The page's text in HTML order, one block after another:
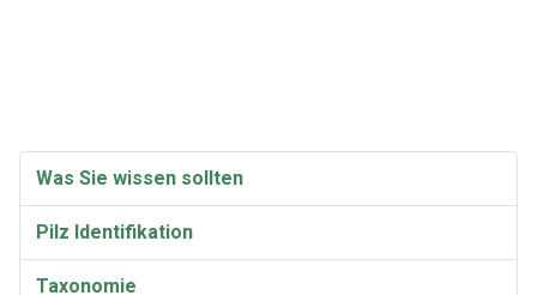
Was Sie wissen sollten
Pilz Identifikation
Taxonomie